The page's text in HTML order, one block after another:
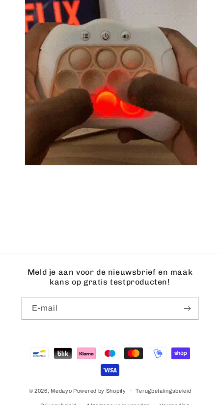
Meld je aan voor de nieuwsbrief en maak
kans op gratis testproducten!
E‑mail
Betaalmethoden
© 2026, Medayo Powered by Shopify Terugbetalingsbeleid